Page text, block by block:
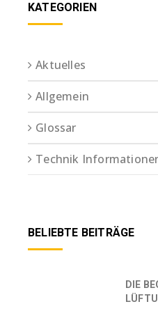
KATEGORIEN
Aktuelles
Allgemein
Glossar
Technik
BELIEBTE BEITRÄGE
DIE